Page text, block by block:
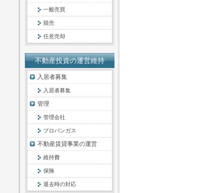
一般売買
競売
任意売却
不動産投資の運営維持
入居者募集
入居者募集
管理
管理会社
プロパンガス
不動産賃貸事業の運営
維持費
保険
退去時の対応